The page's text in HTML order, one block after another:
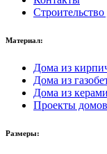
Материал:
Дома из
Дома из
Дома из
Проекты домов
Размеры: